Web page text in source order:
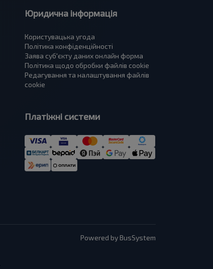
Юридична інформація
Користувацька угода
Політика конфіденційності
Заява суб'єкту даних онлайн форма
Політика щодо обробки файлів cookie
Редагування та налаштування файлів
cookie
Платіжні системи
Powered by BusSystem